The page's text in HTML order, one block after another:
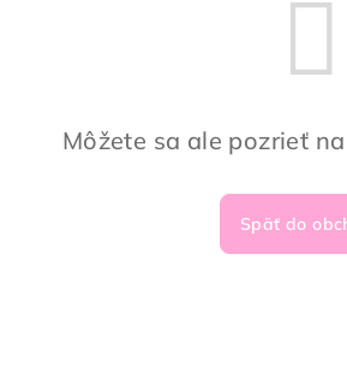
Môžete sa ale pozrieť
Späť do